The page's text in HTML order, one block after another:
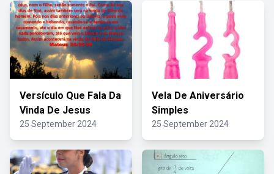
Versículo Que Fala Da
Vinda De Jesus
25 September 2024
Vela De Aniversário
Simples
25 September 2024